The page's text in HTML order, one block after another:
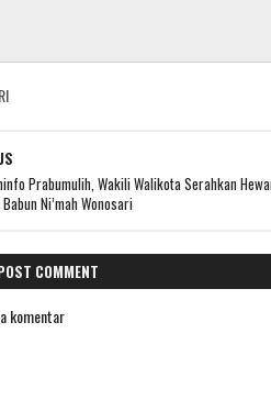
Prabumulih, Wakili Walikota Serahkan
Ni’mah Wonosari
COMMENT
komentar